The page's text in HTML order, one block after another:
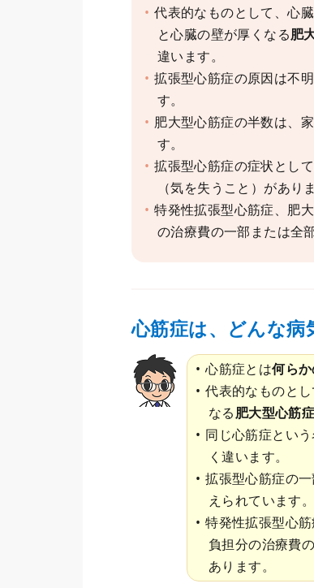
代表的なものとして、心
と心臓の壁が厚くなる肥
違います。
拡張型心筋症の原因は不
す。
肥大型心筋症の半数は、
す。
拡張型心筋症の症状とし
（気を失うこと）がありま
特発性拡張型心筋症、肥
の治療費の一部または全
心筋症は、どんな病
心筋症とは何ら
代表的なものと
なる肥大型心筋症
同じ心筋症とい
く違います。
拡張型心筋症の
えられています。
特発性拡張型心
負担分の治療費
あります。